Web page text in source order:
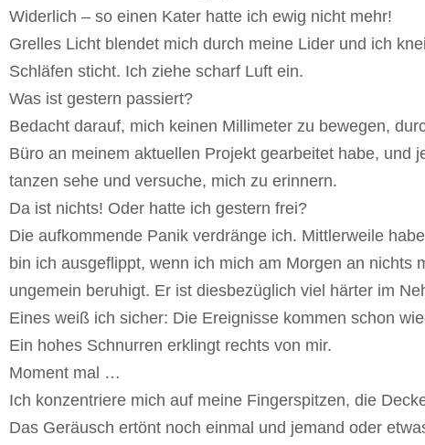
Widerlich – so einen Kater hatte ich ewig nicht mehr!
Grelles Licht blendet mich durch meine Lider und ich
Schläfen sticht. Ich ziehe scharf Luft ein.
Was ist gestern passiert?
Bedacht darauf, mich keinen Millimeter zu bewegen,
Büro an meinem aktuellen Projekt gearbeitet habe, und
tanzen sehe und versuche, mich zu erinnern.
Da ist nichts! Oder hatte ich gestern frei?
Die aufkommende Panik verdränge ich. Mittlerweile
bin ich ausgeflippt, wenn ich mich am Morgen an
ungemein beruhigt. Er ist diesbezüglich viel härter im
Eines weiß ich sicher: Die Ereignisse kommen schon
Ein hohes Schnurren erklingt rechts von mir.
Moment mal …
Ich konzentriere mich auf meine Fingerspitzen, die
Das Geräusch ertönt noch einmal und jemand oder